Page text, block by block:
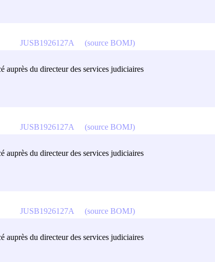
auprès du directeur des services judiciaires
JUSB1926127A (source BOMJ)
auprès du directeur des services judiciaires
JUSB1926127A (source BOMJ)
auprès du directeur des services judiciaires
JUSB1926127A (source BOMJ)